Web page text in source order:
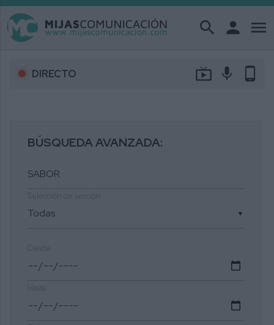
search person menu
DIRECTO live_tv mic phone_android
BÚSQUEDA AVANZADA:
▼